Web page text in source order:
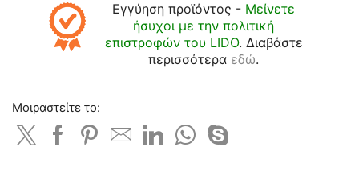
Εγγύηση προϊόντος - Μείνετε
ήσυχοι με την πολιτική
επιστροφών του LIDO. Διαβάστε
περισσότερα εδώ.
Μοιραστείτε το: